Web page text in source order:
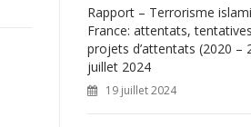
h
e
r
:
Rapport – Terrorisme
France: attentats,
projets d’attentats (2020 –
juillet 2024
19 juillet 2024